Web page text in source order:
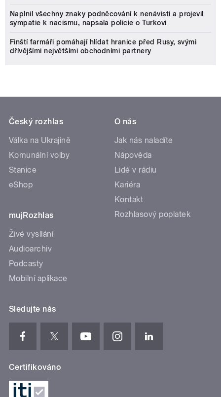
Naplnil všechny znaky podněcování k nenávisti a projevil
sympatie k nacismu, napsala policie o Turkovi
Finští farmáři pomáhají hlídat hranice před Rusy, svými
dřívějšími největšími obchodními partnery
Český rozhlas
Válka na Ukrajině
Komunální volby
Stanice
eShop
mujRozhlas
Živé vysílání
Audioarchiv
Podcasty
Mobilní aplikace
O nás
Jak nás naladíte
Nápověda
Lidé v rádiu
Kariéra
Kontakt
Rozhlasový poplatek
Sledujte nás
Certifikováno